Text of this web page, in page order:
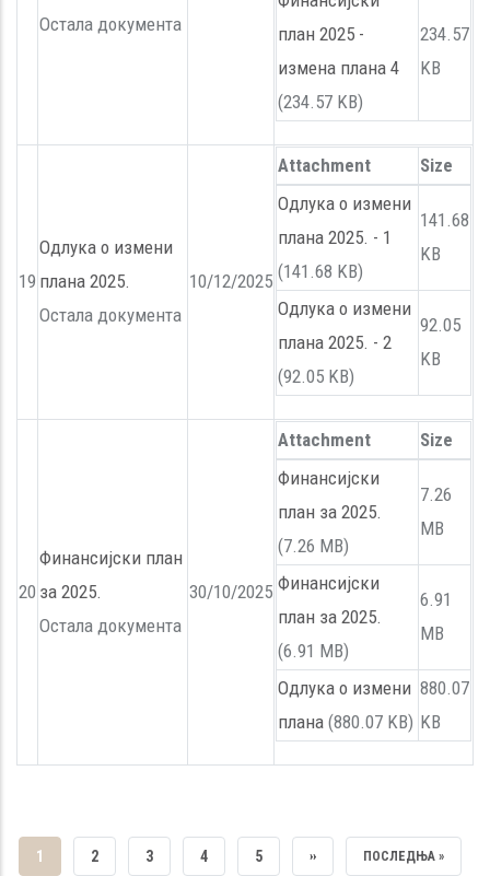
Остала документа
план 2025 -
измена плана 4
(234.57 KB)
234.57
KB
19
Одлука о измени
плана 2025.
Остала документа
10/12/2025
Attachment
Size
Одлука о измени
плана 2025. - 1
(141.68 KB)
141.68
KB
Одлука о измени
плана 2025. - 2
(92.05 KB)
92.05
KB
20
Финансијски план
за 2025.
Остала документа
30/10/2025
Attachment
Size
Финансијски
план за 2025.
(7.26 MB)
7.26
MB
Финансијски
план за 2025.
(6.91 MB)
6.91
MB
Одлука о измени
плана (880.07 KB)
880.07
KB
CURRENT
1 PAGE
2 PAGE
3 PAGE
4 PAGE
5 NEXT
›› LAST
ПОСЛЕДЊА »